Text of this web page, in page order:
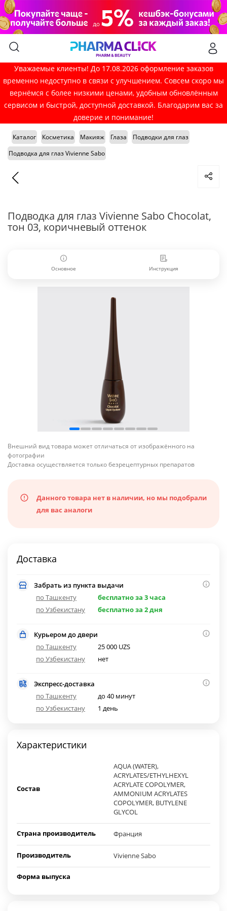
Уважаемые клиенты! До 17.08.2026 оформление заказов
временно недоступно в связи с улучшением. Совсем скоро мы
вернёмся с более низкими ценами, удобным обновлённым
сервисом и быстрой, доступной доставкой. Благодарим вас за
доверие и понимание!
Каталог Косметика Макияж Глаза
Подводки для глаз
Подводка для глаз Vivienne Sabo
Подводка для глаз Vivienne Sabo Chocolat,
тон 03, коричневый оттенок
Основное Инструкция
Внешний вид товара может отличаться от изображённого на
фотографии
Доставка осуществляется только безрецептурных препаратов
Данного товара нет в наличии, но мы подобрали
для вас аналоги
Доставка
Забрать из пункта выдачи
по Ташкенту
бесплатно за 3 часа
по Узбекистану
бесплатно за 2 дня
Курьером до двери
по Ташкенту
25 000 UZS
по Узбекистану
нет
Экспресс-доставка
по Ташкенту
до 40 минут
по Узбекистану
1 день
Характеристики
Состав
AQUA (WATER),
ACRYLATES/ETHYLHEXYL
ACRYLATE COPOLYMER,
AMMONIUM ACRYLATES
COPOLYMER, BUTYLENE
GLYCOL
Страна производитель Франция
Производитель Vivienne Sabo
Форма выпуска